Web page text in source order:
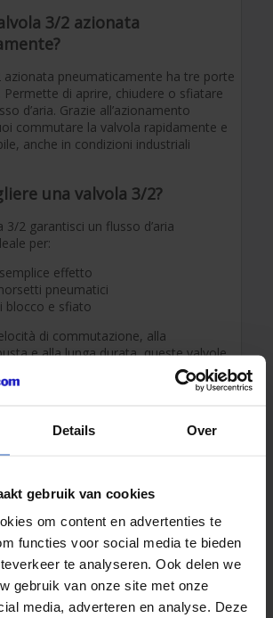
Details Over
gebruik van cookies
om content en advertenties te
functies voor social media te bieden
te analyseren. Ook delen we
gebruik van onze site met onze
media, adverteren en analyse. Deze
3/2 azionata
azionata pneumaticamente ha tre porte
Permette di aprire, chiudere o sfiatare
d’aria. Grazie all’azionamento
commutare la valvola rapidamente e
anche in condizioni industriali
una valvola 3/2?
3/2 garantisci un flusso d’aria
per:
effetto
pneumatici
blocco e sfiato
di commutazione, alla
e alla lunga durata, queste valvole
affidabili anche in ambienti
del flusso d’aria
robusta
e minima inattività
semplice
delle valvole 3/2 azionate
trovano in diversi settori, come: